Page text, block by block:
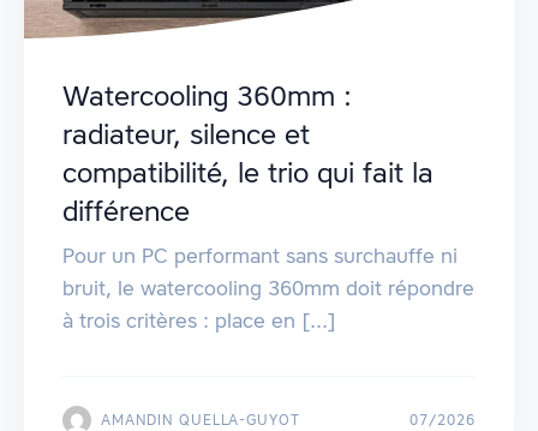
Watercooling 360mm :
radiateur, silence et
compatibilité, le trio qui fait la
différence
Pour un PC performant sans surchauffe ni
bruit, le watercooling 360mm doit répondre
à trois critères : place en [...]
AMANDIN QUELLA-GUYOT 07/2026